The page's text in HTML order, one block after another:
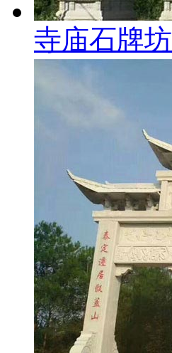
寺庙石牌坊